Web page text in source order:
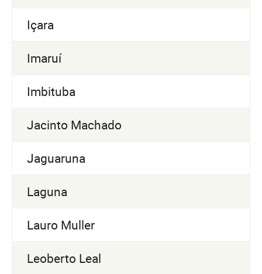
Içara
Imaruí
Imbituba
Jacinto Machado
Jaguaruna
Laguna
Lauro Muller
Leoberto Leal